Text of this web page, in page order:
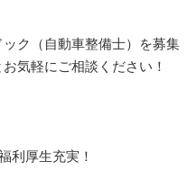
ク（自動車整備士）を募集
気軽にご相談ください！
利厚生充実！